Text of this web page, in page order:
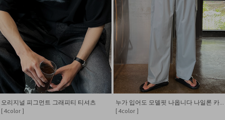
오리지널 피그먼트 그래피티 티셔츠
[ 4color ]
누가 입어도 모델핏 나옵니다 나일론 카고 밴딩 와이드팬츠
[ 4color ]